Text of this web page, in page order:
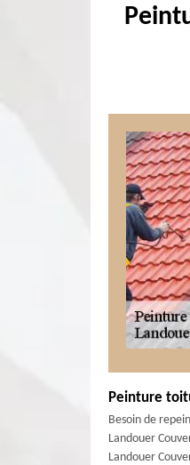
Peinture
Besoin de
Landouer
Landouer